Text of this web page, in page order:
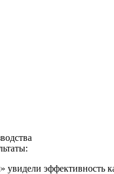
увидели эффективность